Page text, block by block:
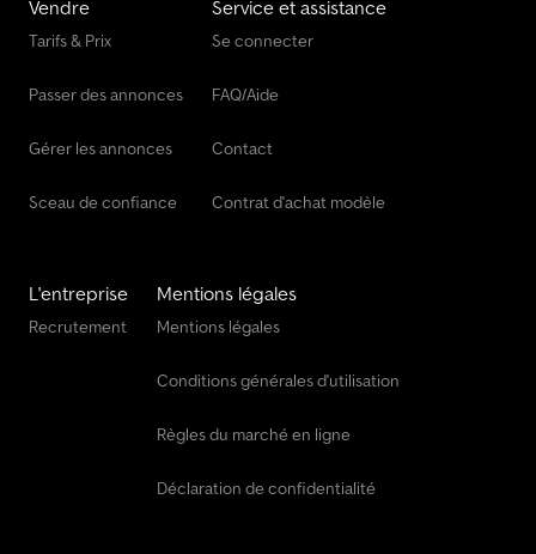
Vendre
Tarifs & Prix
Passer des annonces
Gérer les annonces
Sceau de confiance
Service et assistance
Se connecter
FAQ/Aide
Contact
Contrat d'achat modèle
L'entreprise
Recrutement
Mentions légales
Mentions légales
Conditions générales d'utilisation
Règles du marché en ligne
Déclaration de confidentialité